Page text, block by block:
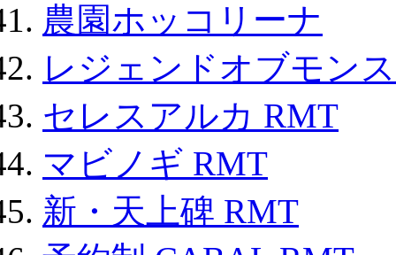
農園ホッコリーナ
レジェンドオブモン
セレスアルカ RMT
マビノギ RMT
新・天上碑 RMT